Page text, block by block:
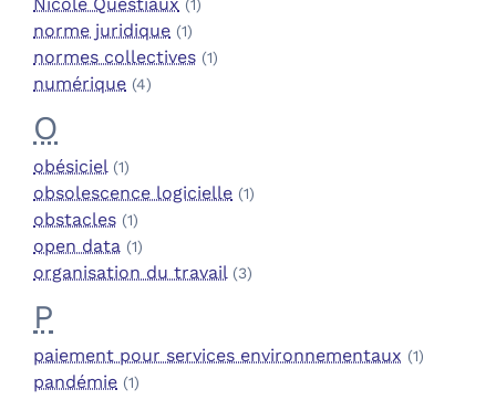
(1)
norme juridique (1)
normes collectives (1)
numérique (4)
O
obésiciel (1)
obsolescence logicielle (1)
obstacles (1)
open data (1)
organisation du travail (3)
P
paiement pour services environnementaux (1)
pandémie (1)